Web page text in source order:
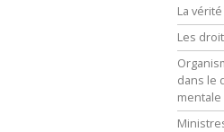
La
Les
dans le
mentale